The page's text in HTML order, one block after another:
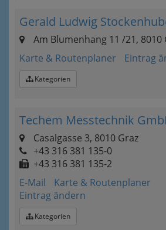
Gerald Ludwig
Am Blumenhang 11 /21, 8010
Karte & Routenplaner
Eintrag
Kategorien
Techem Messtechnik
Casalgasse 3, 8010 Graz
+43 316 381 135-0
+43 316 381 135-2
E-Mail
Karte & Routenplaner
Eintrag ändern
Kategorien